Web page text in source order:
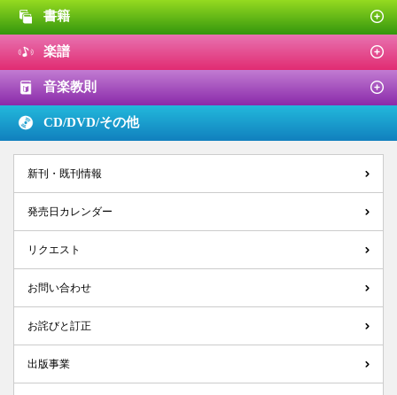
書籍
楽譜
音楽教則
CD/DVD/その他
新刊・既刊情報
発売日カレンダー
リクエスト
お問い合わせ
お詫びと訂正
出版事業